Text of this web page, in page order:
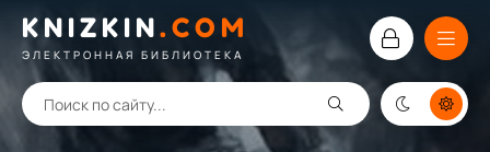
KNIZKIN. COM
ЭЛЕКТРОННАЯ БИБЛИОТЕКА